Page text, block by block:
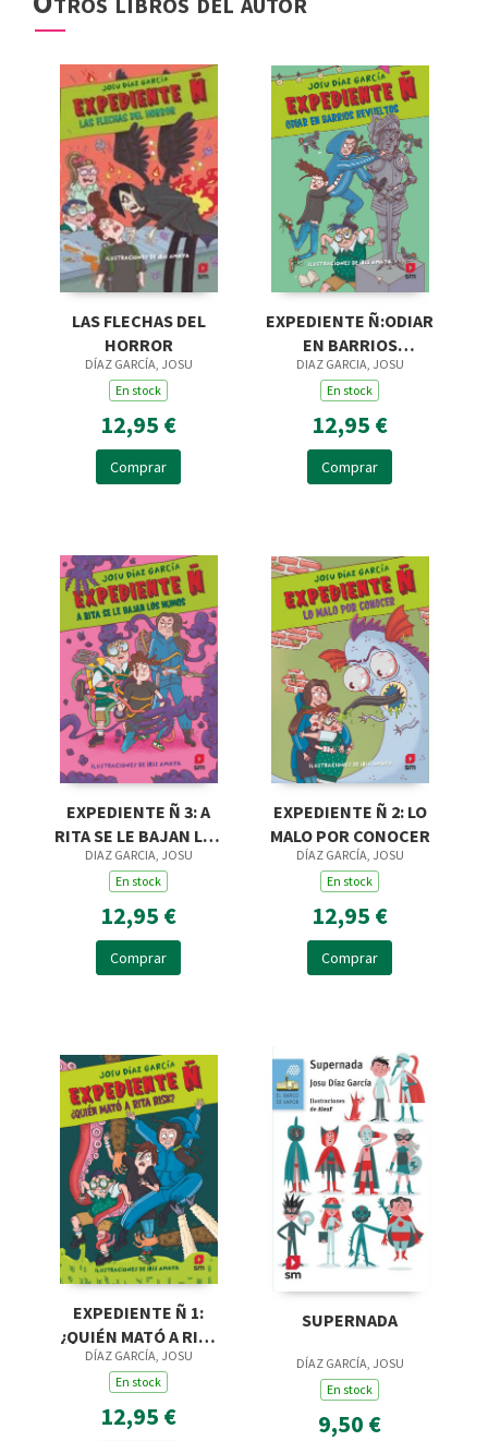
LAS FLECHAS DEL
HORROR
DÍAZ GARCÍA, JOSU
En stock
12,95 €
Comprar
EXPEDIENTE Ñ:ODIAR
EN BARRIOS
REVUELTOS
DIAZ GARCIA, JOSU
En stock
12,95 €
Comprar
EXPEDIENTE Ñ 3: A
RITA SE LE BAJAN LOS
HUMOS
DIAZ GARCIA, JOSU
En stock
12,95 €
Comprar
EXPEDIENTE Ñ 2: LO
MALO POR CONOCER
DÍAZ GARCÍA, JOSU
En stock
12,95 €
Comprar
EXPEDIENTE Ñ 1:
¿QUIÉN MATÓ A RITA
RISK?
DÍAZ GARCÍA, JOSU
En stock
12,95 €
SUPERNADA
DÍAZ GARCÍA, JOSU
En stock
9,50 €